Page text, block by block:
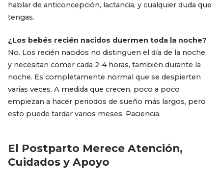
hablar de anticoncepción, lactancia, y cualquier duda que
tengas.
¿Los bebés recién nacidos duermen toda la noche?
No. Los recién nacidos no distinguen el día de la noche,
y necesitan comer cada 2-4 horas, también durante la
noche. Es completamente normal que se despierten
varias veces. A medida que crecen, poco a poco
empiezan a hacer periodos de sueño más largos, pero
esto puede tardar varios meses. Paciencia.
El Postparto Merece Atención,
Cuidados y Apoyo